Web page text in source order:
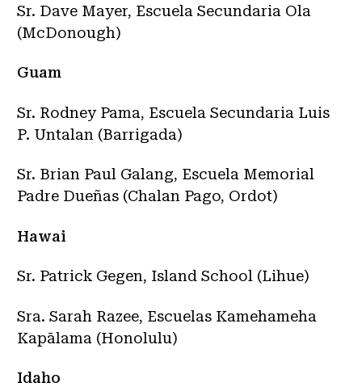
Sr. Dave Mayer, Escuela Secundaria Ola
(McDonough)
Guam
Sr. Rodney Pama, Escuela Secundaria Luis
P. Untalan (Barrigada)
Sr. Brian Paul Galang, Escuela Memorial
Padre Dueñas (Chalan Pago, Ordot)
Hawai
Sr. Patrick Gegen, Island School (Lihue)
Sra. Sarah Razee, Escuelas Kamehameha
Kapālama (Honolulu)
Idaho